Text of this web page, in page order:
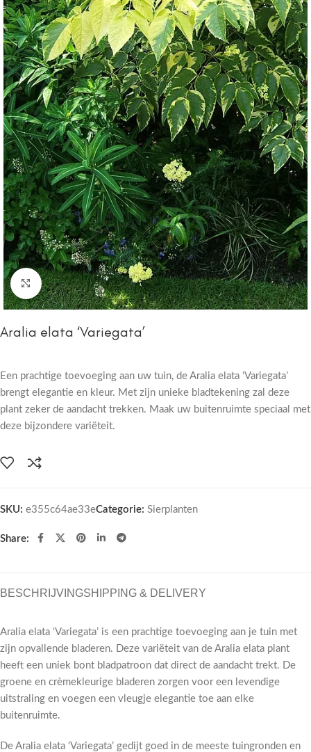
Click to enlarge
Aralia elata ‘Variegata’
Een prachtige toevoeging aan uw tuin, de Aralia elata ‘Variegata’
brengt elegantie en kleur. Met zijn unieke bladtekening zal deze
plant zeker de aandacht trekken. Maak uw buitenruimte speciaal met
deze bijzondere variëteit.
SKU: e355c64ae33eCategorie: Sierplanten
Share:
BESCHRIJVINGSHIPPING & DELIVERY
Aralia elata ‘Variegata’ is een prachtige toevoeging aan je tuin met
zijn opvallende bladeren. Deze variëteit van de Aralia elata plant
heeft een uniek bont bladpatroon dat direct de aandacht trekt. De
groene en crèmekleurige bladeren zorgen voor een levendige
uitstraling en voegen een vleugje elegantie toe aan elke
buitenruimte.
De Aralia elata ‘Variegata’ gedijt goed in de meeste tuingronden en